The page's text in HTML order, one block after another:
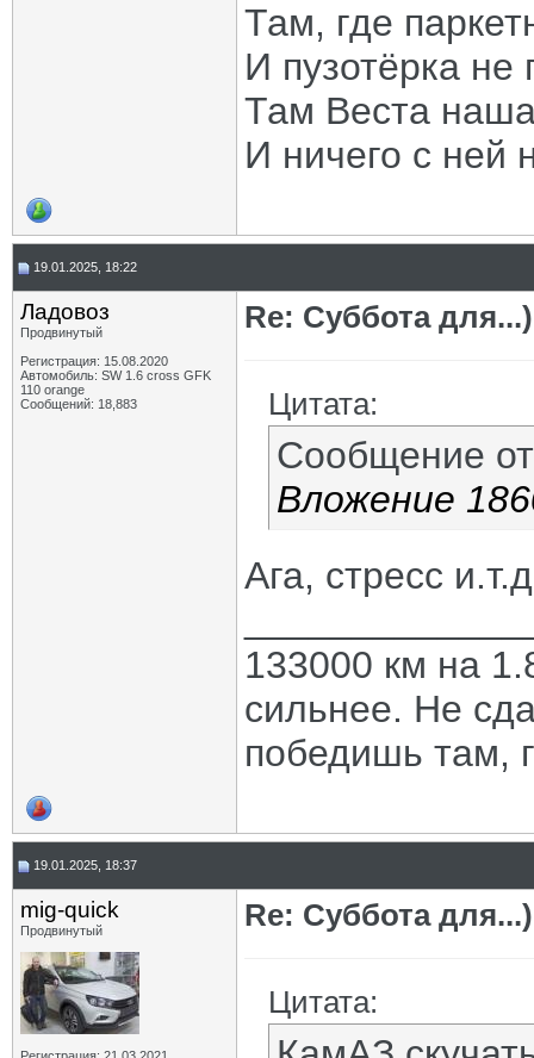
Там, где
И пузотёрка не
Там Веста
И ничего с ней
19.01.2025, 18:22
Ладовоз
Продвинутый
Регистрация: 15.08.2020
Автомобиль: SW 1.6 cross GFK
110 orange
Сообщений: 18,883
Re: Суббота для...)
Цитата:
Сообщение
Вложение
Ага, стресс
133000 км на
сильнее. Не
победишь там,
19.01.2025, 18:37
mig-quick
Продвинутый Re: Суббота для...)
Цитата: